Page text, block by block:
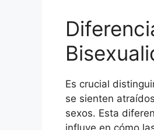
Es crucial
se sienten
sexos. Esta
influye en cómo